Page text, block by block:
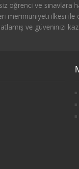
öğrenci ve sınavlara
memnuniyeti ilkesi ile
ve güveninizi